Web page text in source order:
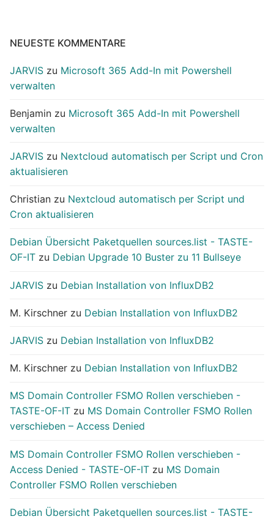
NEUESTE KOMMENTARE
JARVIS zu Microsoft 365 Add-In mit Powershell
verwalten
Benjamin zu Microsoft 365 Add-In mit Powershell
verwalten
JARVIS zu Nextcloud automatisch per Script und Cron
aktualisieren
Christian zu Nextcloud automatisch per Script und
Cron aktualisieren
Debian Übersicht Paketquellen sources.list - TASTE-
OF-IT zu Debian Upgrade 10 Buster zu 11 Bullseye
JARVIS zu Debian Installation von InfluxDB2
M. Kirschner zu Debian Installation von InfluxDB2
JARVIS zu Debian Installation von InfluxDB2
M. Kirschner zu Debian Installation von InfluxDB2
MS Domain Controller FSMO Rollen verschieben -
TASTE-OF-IT zu MS Domain Controller FSMO Rollen
verschieben – Access Denied
MS Domain Controller FSMO Rollen verschieben -
Access Denied - TASTE-OF-IT zu MS Domain
Controller FSMO Rollen verschieben
Debian Übersicht Paketquellen sources.list - TASTE-